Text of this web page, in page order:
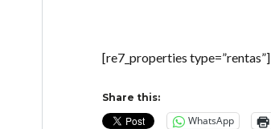
[re7_properties type=”rentas”]
Share this:
WhatsApp